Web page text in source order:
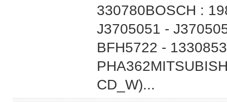
330780BOSCH :
J3705051 -
BFH5722 -
CD_W)...